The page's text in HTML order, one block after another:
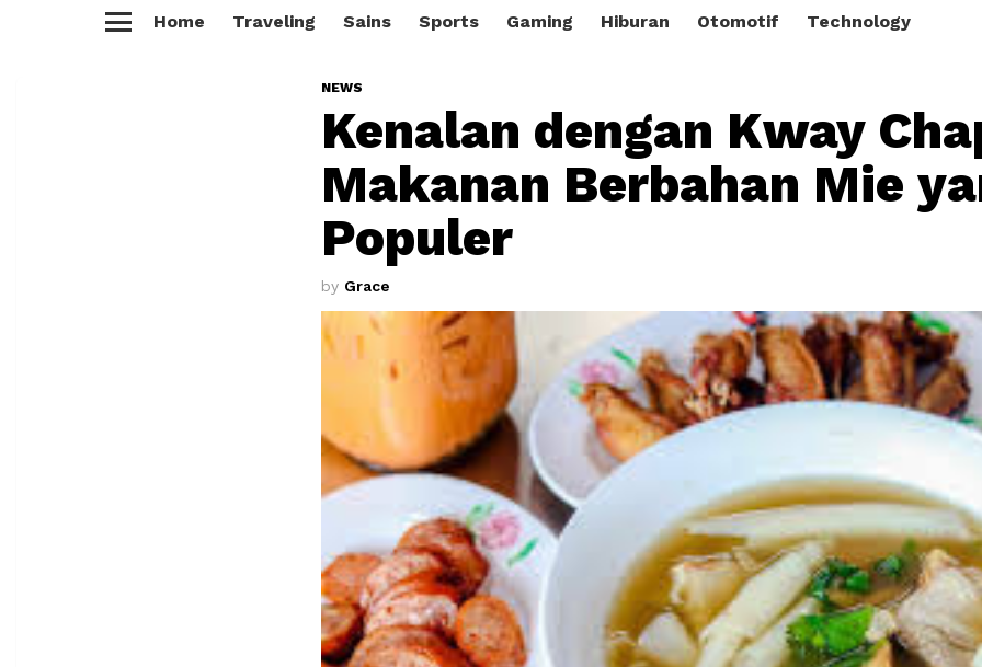
Home Traveling Sains Sports Gaming Hiburan Otomotif Technology
NEWS
Kenalan dengan Kway
Makanan Berbahan Mie
Populer
by Grace